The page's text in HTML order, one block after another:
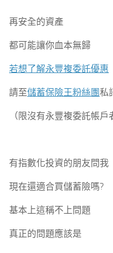
再安全的資產
都可能讓你血本無歸
若想了解永豐複委託優惠
請至儲蓄保險王粉絲團私
（限沒有永豐複委託帳戶
有指數化投資的朋友問我
現在還適合買儲蓄險嗎?
基本上這稱不上問題
真正的問題應該是